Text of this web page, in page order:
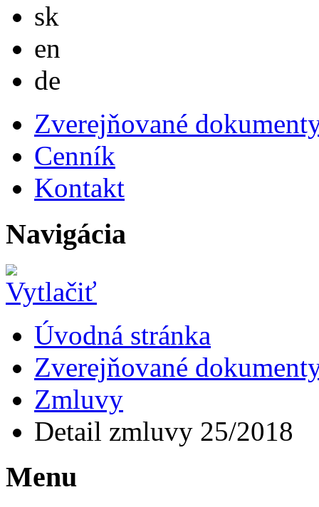
sk
en
de
Zverejňované
Cenník
Kontakt
Navigácia
Úvodná stránka
Zverejňované
Zmluvy
Detail zmluvy 25/2018
Menu